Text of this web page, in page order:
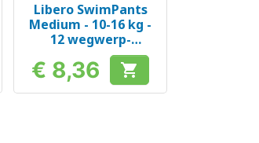
Snel bekijken
Libero SwimPants
Medium - 10-16 kg -
12 wegwerp-
zwempakken
Prijs
€ 8,36 